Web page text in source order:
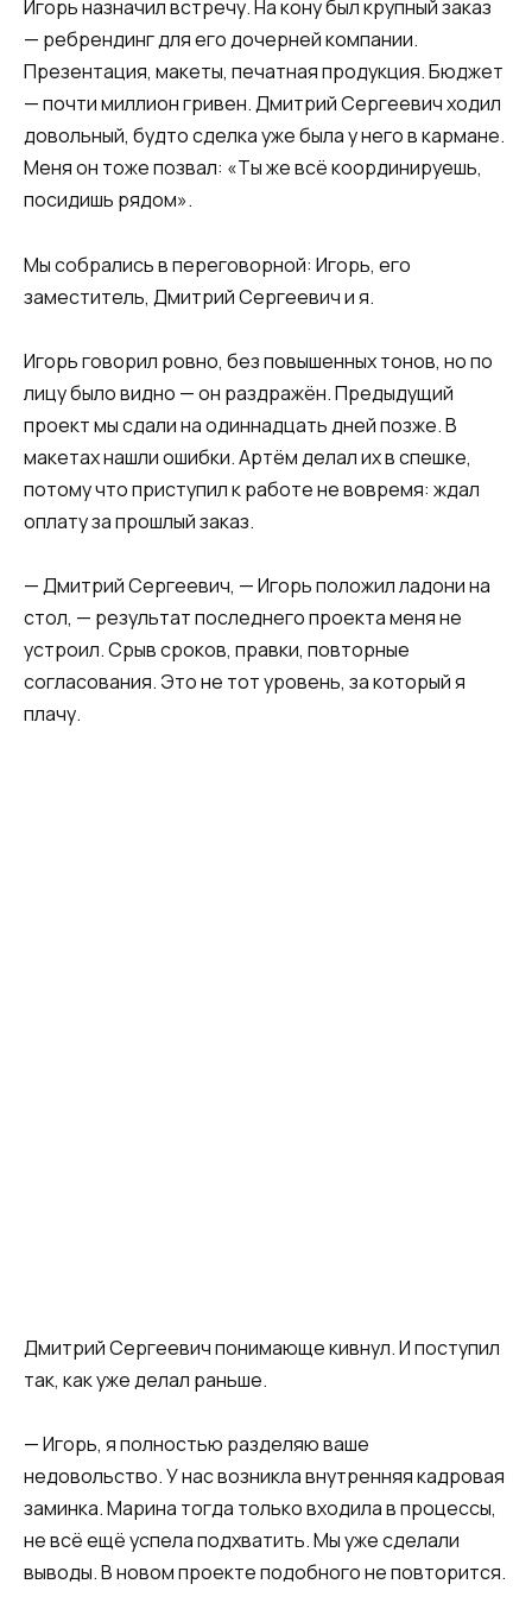
Игорь назначил встречу. На кону был крупный заказ
— ребрендинг для его дочерней компании.
Презентация, макеты, печатная продукция. Бюджет
— почти миллион гривен. Дмитрий Сергеевич ходил
довольный, будто сделка уже была у него в кармане.
Меня он тоже позвал: «Ты же всё координируешь,
посидишь рядом».
Мы собрались в переговорной: Игорь, его
заместитель, Дмитрий Сергеевич и я.
Игорь говорил ровно, без повышенных тонов, но по
лицу было видно — он раздражён. Предыдущий
проект мы сдали на одиннадцать дней позже. В
макетах нашли ошибки. Артём делал их в спешке,
потому что приступил к работе не вовремя: ждал
оплату за прошлый заказ.
— Дмитрий Сергеевич, — Игорь положил ладони на
стол, — результат последнего проекта меня не
устроил. Срыв сроков, правки, повторные
согласования. Это не тот уровень, за который я
плачу.
Дмитрий Сергеевич понимающе кивнул. И поступил
так, как уже делал раньше.
— Игорь, я полностью разделяю ваше
недовольство. У нас возникла внутренняя кадровая
заминка. Марина тогда только входила в процессы,
не всё ещё успела подхватить. Мы уже сделали
выводы. В новом проекте подобного не повторится.